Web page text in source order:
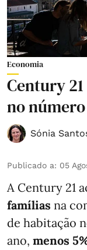
Economia
Century
no
Sónia
Publicado a: 05
A Century 21
famílias na
de habitação
ano, menos